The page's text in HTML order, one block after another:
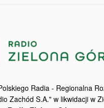
Radia - Regionalna
Zachód S.A." w likwidacji w